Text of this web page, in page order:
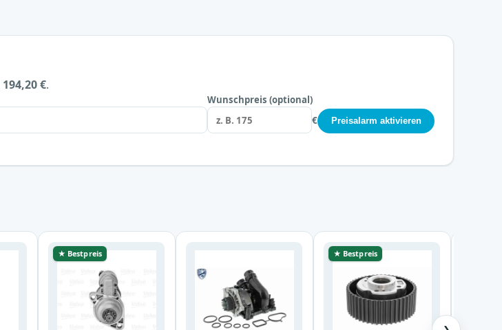
194,20 €.
Wunschpreis (optional)
€
Preisalarm aktivieren
★ Bestpreis ★ Bestpreis